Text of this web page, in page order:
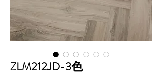
ZLM212JD-3色